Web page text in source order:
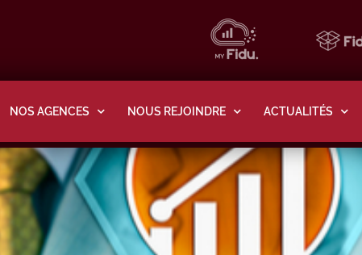
NOS AGENCES NOUS REJOINDRE ACTUALITÉS